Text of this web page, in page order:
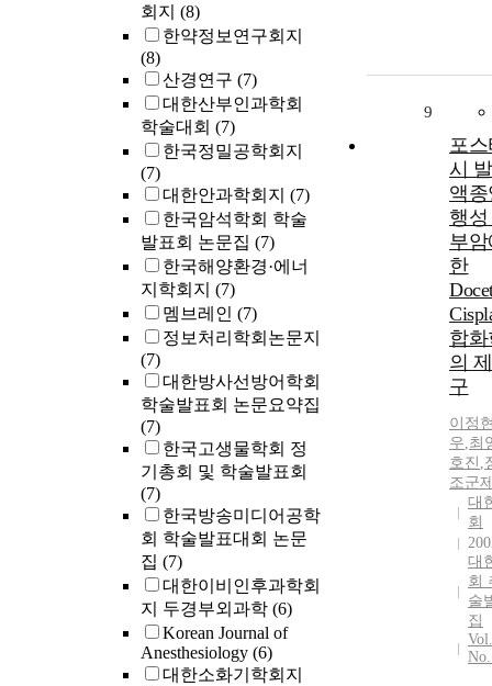
회지 (8)
한약정보연구회지
(8)
산경연구 (7)
대한산부인과학회
학술대회 (7)
한국정밀공학회지
(7)
대한안과학회지 (7)
한국암석학회 학술
발표회 논문집 (7)
한국해양환경·에너
지학회지 (7)
멤브레인 (7)
정보처리학회논문지
(7)
대한방사선방어학회
학술발표회 논문요약집
(7)
한국고생물학회 정
기총회 및 학술발표회
(7)
한국방송미디어공학
회 학술발표대회 논문
집 (7)
대한이비인후과학회
지 두경부외과학 (6)
Korean Journal of
Anesthesiology (6)
대한소화기학회지
9
포
시
액종
행
부
한
합
의
구
이정
우,최
호진 ,
조군
대
회
대
회
술
집